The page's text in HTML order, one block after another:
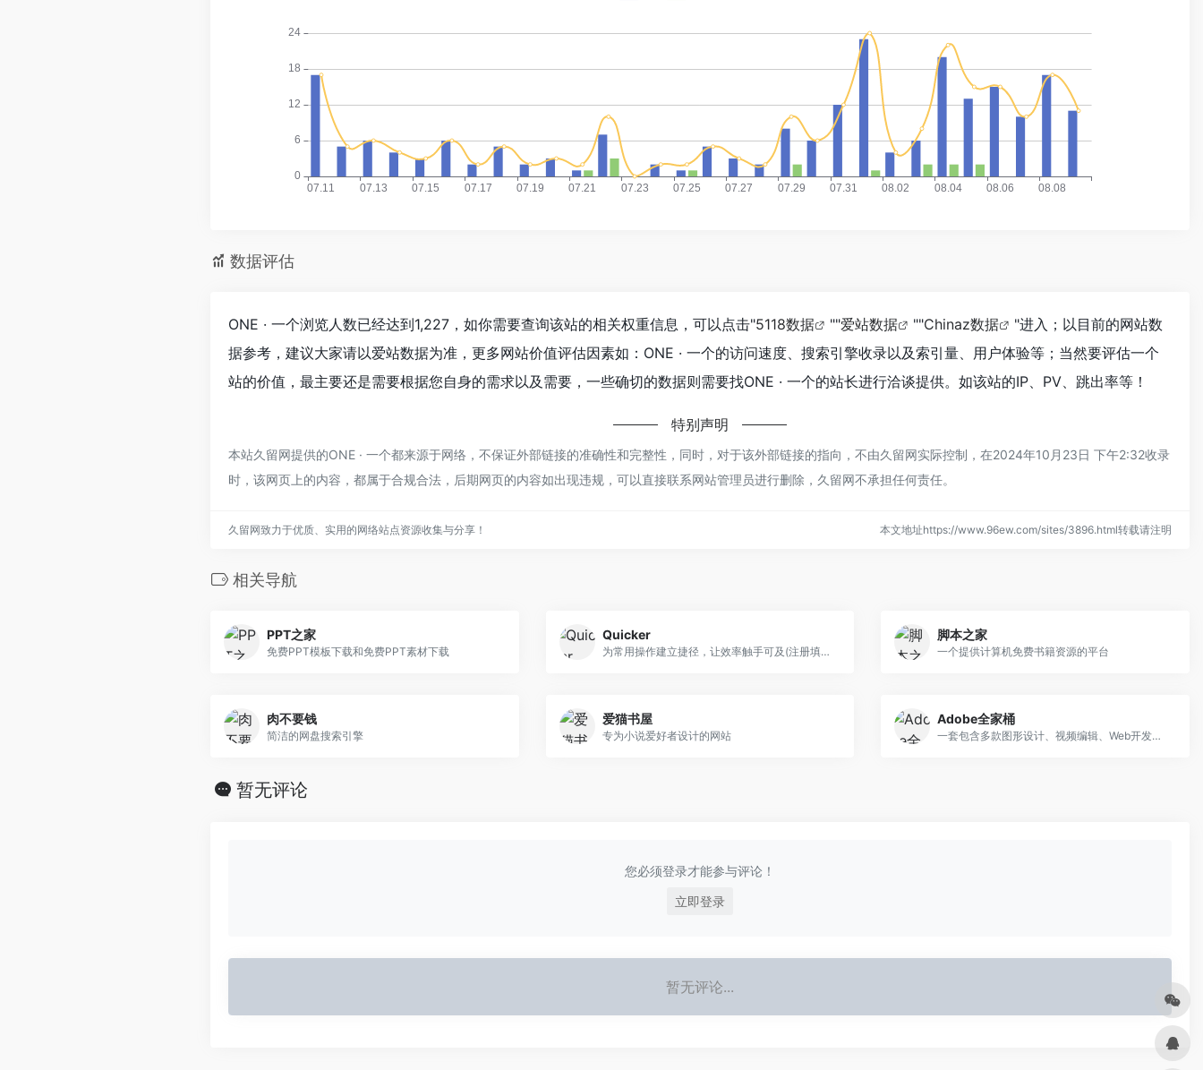
数据评估
ONE · 一个浏览人数已经达到1,227，如你需要查询该站的相关权重信息，可以点击"5118数据 ""爱站数据 ""Chinaz数据
"进入；以目前的网站数
据参考，建议大家请以爱站数据为准，更多网站价值评估因素如：ONE · 一个的访问速度、搜索引擎收录以及索引量、用户体验等；当然要评估一个
站的价值，最主要还是需要根据您自身的需求以及需要，一些确切的数据则需要找ONE · 一个的站长进行洽谈提供。如该站的IP、PV、跳出率等！
特别声明
本站久留网提供的ONE · 一个都来源于网络，不保证外部链接的准确性和完整性，同时，对于该外部链接的指向，不由久留网实际控制，在2024年10月23日 下午2:32收录
时，该网页上的内容，都属于合规合法，后期网页的内容如出现违规，可以直接联系网站管理员进行删除，久留网不承担任何责任。
久留网致力于优质、实用的网络站点资源收集与分享！ 本文地址https://www.96ew.com/sites/3896.html转载请注明
相关导航
PPT之家
免费PPT模板下载和免费PPT素材下载
Quicker
为常用操作建立捷径，让效率触手可及(注册填写推荐码81596-4331可获得90天专业版)
脚本之家
一个提供计算机免费书籍资源的平台
肉不要钱
简洁的网盘搜索引擎
爱猫书屋
专为小说爱好者设计的网站
Adobe全家桶
一套包含多款图形设计、视频编辑、Web开发、摄影等软件的集合
暂无评论
您必须登录才能参与评论！
立即登录
暂无评论...